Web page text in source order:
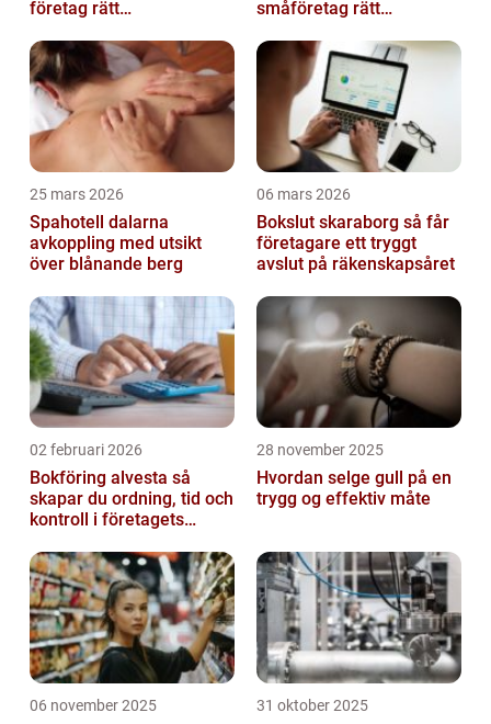
företag rätt
småföretag rätt
25 mars 2026
Spahotell dalarna
avkoppling med utsikt
över blånande berg
06 mars 2026
Bokslut skaraborg så får
företagare ett tryggt
avslut på räkenskapsåret
02 februari 2026
Bokföring alvesta så
skapar du ordning, tid och
kontroll i företagets
28 november 2025
Hvordan selge gull på en
trygg og effektiv måte
06 november 2025 31 oktober 2025